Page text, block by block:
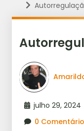
julho 29, 2024
0